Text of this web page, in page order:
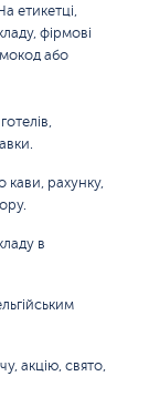
етикетці,
фірмові
або
кави, рахунку,
в
акцію, свято,